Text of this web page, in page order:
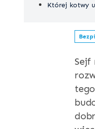
Której kotwy
Sejf